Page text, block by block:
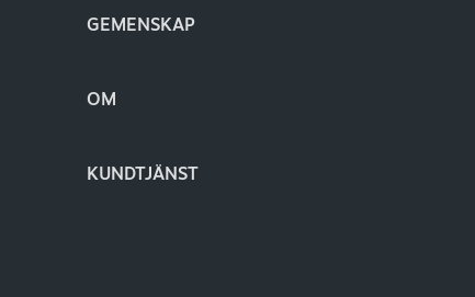
GEMENSKAP
OM
KUNDTJÄNST